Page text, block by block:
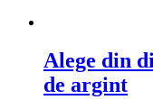
Alege din
de argint